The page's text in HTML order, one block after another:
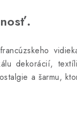
dekorácií,
a šarmu,